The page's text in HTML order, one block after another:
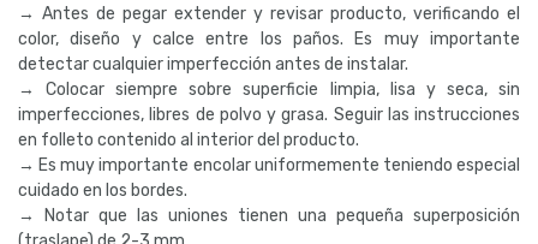
→ Antes de pegar extender y revisar producto, verificando el
color, diseño y calce entre los paños. Es muy importante
detectar cualquier imperfección antes de instalar.
→ Colocar siempre sobre superficie limpia, lisa y seca, sin
imperfecciones, libres de polvo y grasa. Seguir las instrucciones
en folleto contenido al interior del producto.
→ Es muy importante encolar uniformemente teniendo especial
cuidado en los bordes.
→ Notar que las uniones tienen una pequeña superposición